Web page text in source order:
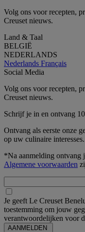
Volg ons voor recepten,
Creuset nieuws.
Land & Taal
BELGIË
NEDERLANDS
Nederlands Français
Social Media
Volg ons voor recepten,
Creuset nieuws.
Schrijf je in en ontvang
Ontvang als eerste onze
op uw culinaire interesses.
*Na aanmelding ontvang
Algemene voorwaarden
Je geeft Le Creuset
toestemming om jouw
verantwoordelijken voor